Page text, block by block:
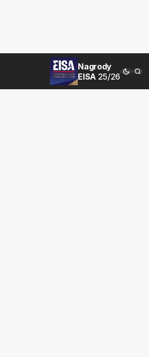
Nagrody
EISA 25/26